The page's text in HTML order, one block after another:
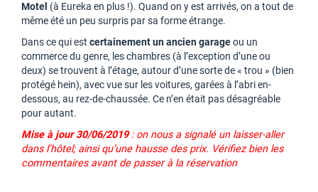
Motel (à Eureka en plus !). Quand on y est arrivés, on a tout de
même été un peu surpris par sa forme étrange.
Dans ce qui est certainement un ancien garageou un
commerce du genre, les chambres (à l’exception d’une ou
deux) se trouvent à l’étage, autour d’une sorte de « trou » (bien
protégé hein), avec vue sur les voitures, garées à l’abri en-
dessous, au rez-de-chaussée. Ce n’en était pas désagréable
pour autant.
Mise à jour 30/06/2019: on nous a signalé un laisser-aller
dans l’hôtel; ainsi qu’une hausse des prix. Vérifiez bien les
commentaires avant de passer à la réservation